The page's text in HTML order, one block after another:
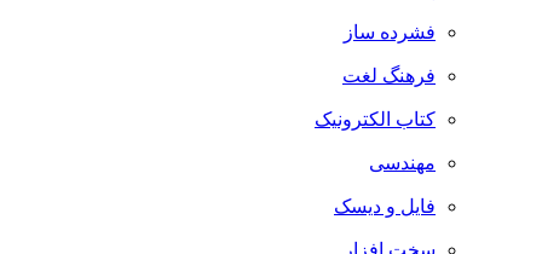
فشرده ساز
فرهنگ لغت
کتاب الکترونیک
مهندسی
فایل و دیسک
سخت افزار